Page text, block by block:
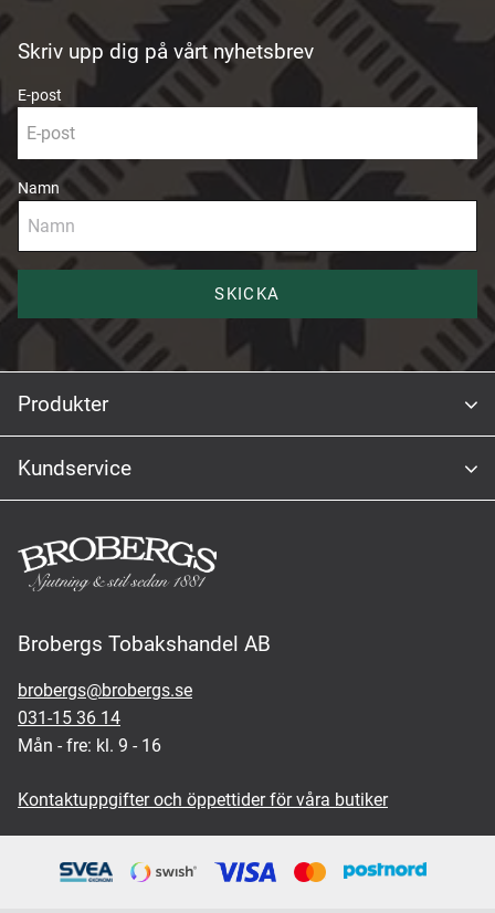
Skriv upp dig på vårt nyhetsbrev
E-post
Namn
SKICKA
Produkter
Kundservice
Brobergs Tobakshandel AB
brobergs@brobergs.se
031-15 36 14
Mån - fre: kl. 9 - 16
Kontaktuppgifter och öppettider för våra butiker